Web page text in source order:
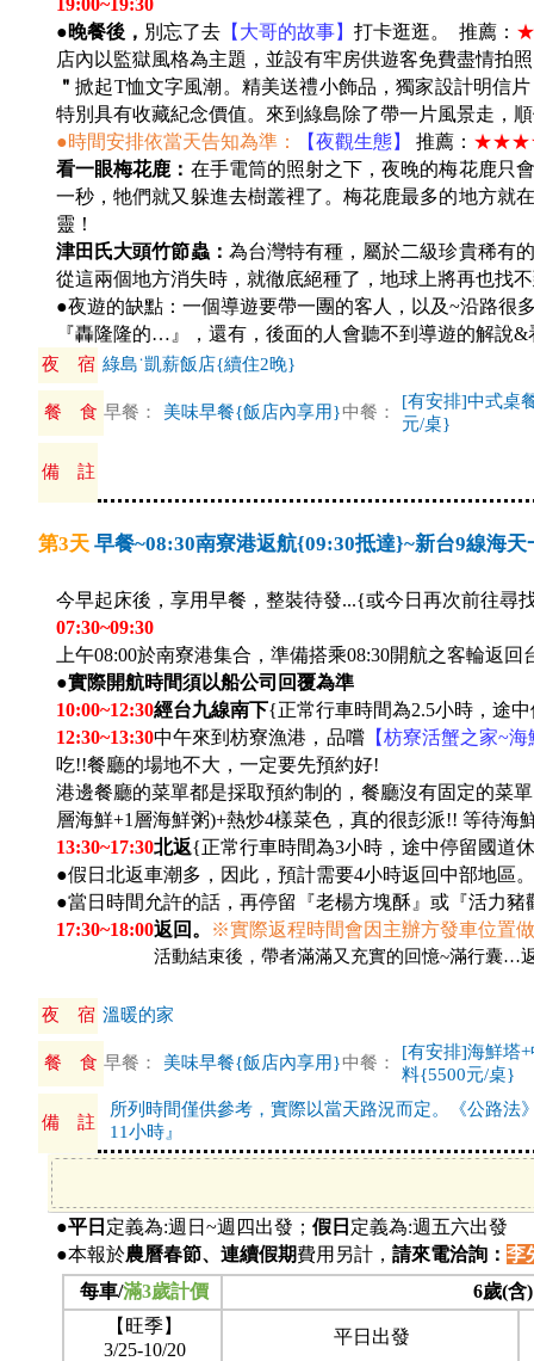
●晚餐後， 別忘了去 【大哥的故事】 打卡逛逛。 推薦：
店內以監獄風格為主題，並設有牢房供遊客免費盡情拍
＂掀起T恤文字風潮。精美送禮小飾品，獨家設計明信
特別具有收藏紀念價值。來到綠島除了帶一片風景走，
●時間安排依當天告知為準：
【夜觀生態】 推薦：
看一眼梅花鹿： 在手電筒的照射之下，夜晚的梅花鹿只
一秒，牠們就又躲進去樹叢裡了。梅花鹿最多的地方就
靈！
津田氏大頭竹節蟲： 為台灣特有種，屬於二級珍貴稀有
從這兩個地方消失時，就徹底絕種了，地球上將再也找
●夜遊的缺點：一個導遊要帶一團的客人，以及~沿路很
『轟隆隆的…』，還有，後面的人會聽不到導遊的解
夜 宿 綠島˙凱薪飯店{續住2晚}
餐 食 早餐： 美味早餐{飯店內享用}中餐：
[有安排]中式桌
元/桌}
備 註
第3天 早餐~08:30南寮港返航{09:30抵達}~新台9線海
今早起床後，享用早餐，整裝待發...{或今日再次前往
07:30~09:30
上午08:00於南寮港集合，準備搭乘08:30開航之客輪返
●實際開航時間須以船公司回覆為準
10:00~12:30經台九線南下{正常行車時間為2.5小時，途
12:30~13:30中午來到枋寮漁港，品嚐【枋寮活蟹之家~
吃!!餐廳的場地不大，一定要先預約好!
港邊餐廳的菜單都是採取預約制的，餐廳沒有固定的菜
層海鮮+1層海鮮粥)+熱炒4樣菜色，真的很彭派!! 等待海
13:30~17:30北返{正常行車時間為3小時，途中停留國道
●假日北返車潮多，因此，預計需要4小時返回中部地區。
●當日時間允許的話，再停留『老楊方塊酥』或『活力豬
17:30~18:00返回。 ※實際返程時間會因主辦方發車位置
活動結束後，帶者滿滿又充實的回憶~滿行囊…
夜 宿 溫暖的家
餐 食 早餐： 美味早餐{飯店內享用}中餐：
[有安排]海鮮塔
料{5500元/桌}
備 註
所列時間僅供參考，實際以當天路況而定。《公路
11小時』
●平日 定義為:週日~週四出發； 假日 定義為:週五六出發
●本報於農曆春節、連續假期費用另計， 請來電洽詢： 李
每車/滿3歲計價
6歲(含
【旺季】
3/25-10/20
平日出發